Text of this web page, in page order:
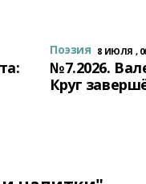
Поэзия 8 ИЮЛЯ ,
№7.2026.
Круг